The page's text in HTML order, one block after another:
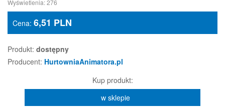
Wyświetlenia: 276
Cena: 6,51 PLN
Produkt: dostępny
Producent: HurtowniaAnimatora.pl
Kup produkt:
w sklepie